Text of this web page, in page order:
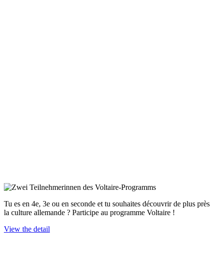
Tu es en 4e, 3e ou en seconde et tu souhaites découvrir de plus près
la culture allemande ? Participe au programme Voltaire !
View the detail